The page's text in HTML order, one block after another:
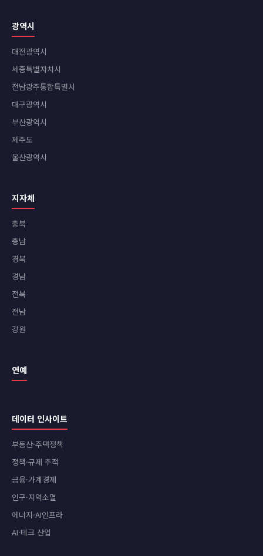
광역시
대전광역시
세종특별자치시
전남광주통합특별시
대구광역시
부산광역시
제주도
울산광역시
지자체
충북
충남
경북
경남
전북
전남
강원
연예
데이터 인사이트
부동산·주택정책
정책·규제 추적
금융·가계경제
인구·지역소멸
에너지·AI인프라
AI·테크 산업